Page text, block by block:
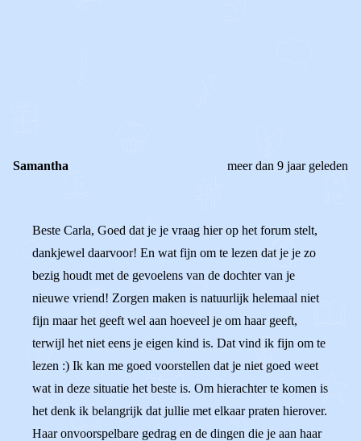
Samantha meer dan 9 jaar geleden
Beste Carla, Goed dat je je vraag hier op het forum stelt,
dankjewel daarvoor! En wat fijn om te lezen dat je je zo
bezig houdt met de gevoelens van de dochter van je
nieuwe vriend! Zorgen maken is natuurlijk helemaal niet
fijn maar het geeft wel aan hoeveel je om haar geeft,
terwijl het niet eens je eigen kind is. Dat vind ik fijn om te
lezen :) Ik kan me goed voorstellen dat je niet goed weet
wat in deze situatie het beste is. Om hierachter te komen is
het denk ik belangrijk dat jullie met elkaar praten hierover.
Haar onvoorspelbare gedrag en de dingen die je aan haar